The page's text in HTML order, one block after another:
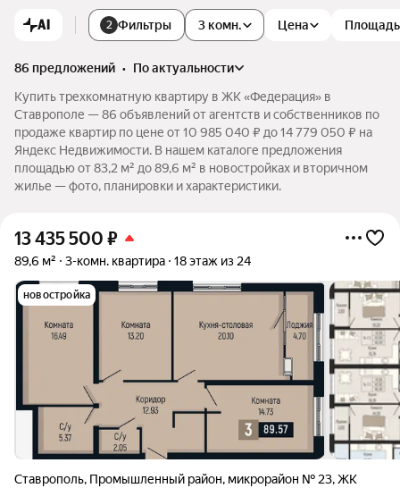
AI 2 Фильтры 3 комн. Цена Площадь
86 предложений •
по актуальности
Купить трехкомнатную квартиру в ЖК «Федерация» в
Ставрополе — 86 объявлений от агентств и собственников по
продаже квартир по цене от 10 985 040 ₽ до 14 779 050 ₽ на
Яндекс Недвижимости. В нашем каталоге предложения
площадью от 83,2 м² до 89,6 м² в новостройках и вторичном
жилье — фото, планировки и характеристики.
13 435 500 ₽
89,6 м² 3-комн. квартира 18 этаж из 24
новостройка
Ставрополь, Промышленный район, микрорайон № 23,ЖК